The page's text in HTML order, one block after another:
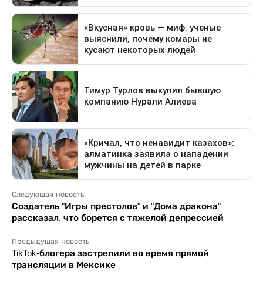
Следующая новость
Создатель "Игры престолов" и "Дома дракона"
рассказал, что борется с тяжелой депрессией
Предыдущая новость
TikTok-блогера застрелили во время прямой
трансляции в Мексике